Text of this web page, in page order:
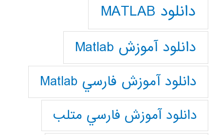
دانلود MATLAB
دانلود آموزش Matlab
دانلود آموزش فارسي Matlab
دانلود آموزش فارسي متلب